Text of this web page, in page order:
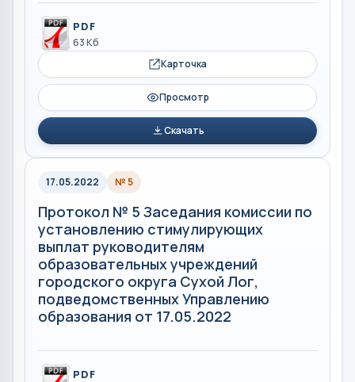
PDF
63 Кб
Карточка
Просмотр
Скачать
17.05.2022 № 5
Протокол № 5 Заседания комиссии по
установлению стимулирующих
выплат руководителям
образовательных учреждений
городского округа Сухой Лог,
подведомственных Управлению
образования от 17.05.2022
PDF